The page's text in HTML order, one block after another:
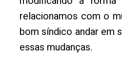
relacionamos com o
bom síndico andar em
essas mudanças.